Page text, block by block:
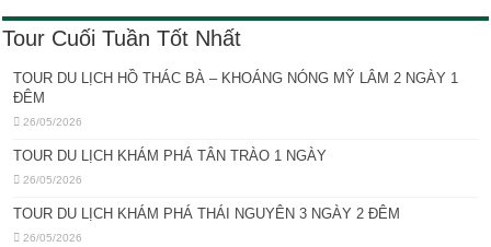
Tour Cuối Tuần Tốt Nhất
TOUR DU LỊCH HỒ THÁC BÀ – KHOÁNG NÓNG MỸ LÂM 2 NGÀY 1
ĐÊM
26/05/2026
TOUR DU LỊCH KHÁM PHÁ TÂN TRÀO 1 NGÀY
26/05/2026
TOUR DU LỊCH KHÁM PHÁ THÁI NGUYÊN 3 NGÀY 2 ĐÊM
26/05/2026